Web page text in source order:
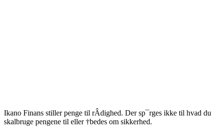
Ikano Finans stiller penge til rÂdighed. Der sp¯rges ikke til hvad du
skalbruge pengene til eller †bedes om sikkerhed.